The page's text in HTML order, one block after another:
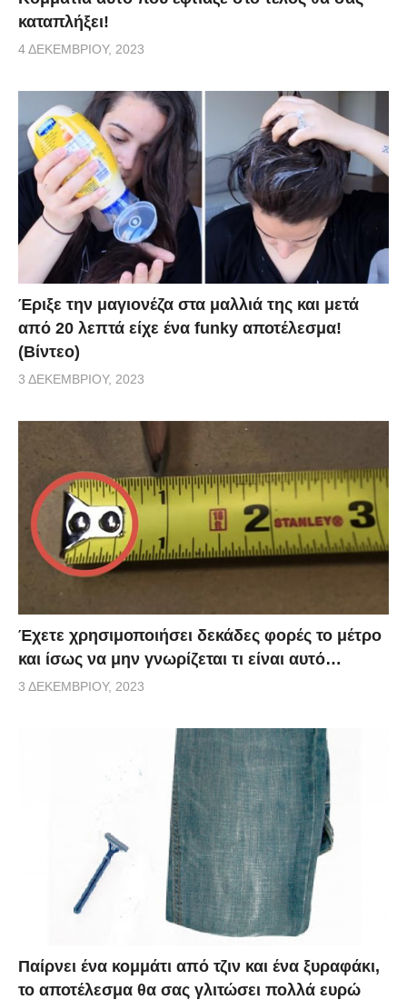
καταπλήξει!
4 ΔΕΚΕΜΒΡΊΟΥ, 2023
Έριξε την μαγιονέζα στα μαλλιά της και μετά
από 20 λεπτά είχε ένα funky αποτέλεσμα!
(Βίντεο)
3 ΔΕΚΕΜΒΡΊΟΥ, 2023
Έχετε χρησιμοποιήσει δεκάδες φορές το μέτρο
και ίσως να μην γνωρίζεται τι είναι αυτό…
3 ΔΕΚΕΜΒΡΊΟΥ, 2023
Παίρνει ένα κομμάτι από τζιν και ένα ξυραφάκι,
το αποτέλεσμα θα σας γλιτώσει πολλά ευρώ